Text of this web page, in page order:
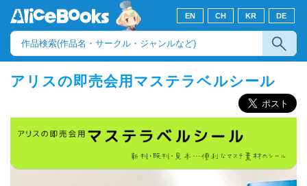
EN CH KR DE
アリスの即売会用マステラベルシール